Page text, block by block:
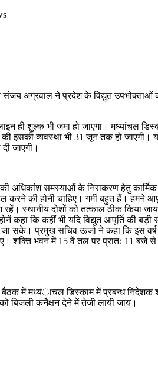
अग्रवाल ने प्रदेश के विद्युत उपभोक्ताओं
ही शुल्क भी जमा हो जाएगा। मध्यांचल
इसकी व्यवस्था भी 31 जून तक हो जाएगी।
जाएगी।
अधिकांश समस्याओं के निराकरण हेतु
की होनी चाहिए। गर्मी बहुत हैं। हमने
स्थानीय दोशों को तत्काल ठीक किया
कहा कि कहीं भी यदि विद्युत आपूर्ति की
सके। प्रमुख सचिव ऊर्जा ने कहा कि इस वर्ष
शक्ति भवन में 15 वें तल पर प्रातः 11
बैठक में मध्यंाचल डिस्काम में प्रबन्ध निदेशक
बिजली कनेैक्षन देने मेें तेजी लायी जाय।